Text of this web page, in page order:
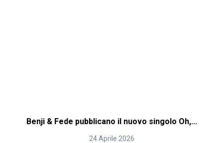
Benji & Fede pubblicano il nuovo singolo Oh,...
24 Aprile 2026